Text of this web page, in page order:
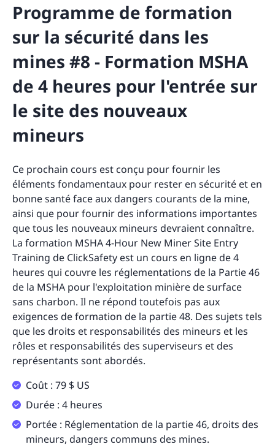
Programme de formation
sur la sécurité dans les
mines #8 - Formation MSHA
de 4 heures pour l'entrée sur
le site des nouveaux
mineurs
Ce prochain cours est conçu pour fournir les
éléments fondamentaux pour rester en sécurité et en
bonne santé face aux dangers courants de la mine,
ainsi que pour fournir des informations importantes
que tous les nouveaux mineurs devraient connaître.
La formation MSHA 4-Hour New Miner Site Entry
Training de ClickSafety est un cours en ligne de 4
heures qui couvre les réglementations de la Partie 46
de la MSHA pour l'exploitation minière de surface
sans charbon. Il ne répond toutefois pas aux
exigences de formation de la partie 48. Des sujets tels
que les droits et responsabilités des mineurs et les
rôles et responsabilités des superviseurs et des
représentants sont abordés.
Coût : 79 $ US
Durée : 4 heures
Portée : Réglementation de la partie 46, droits des
mineurs, dangers communs des mines.